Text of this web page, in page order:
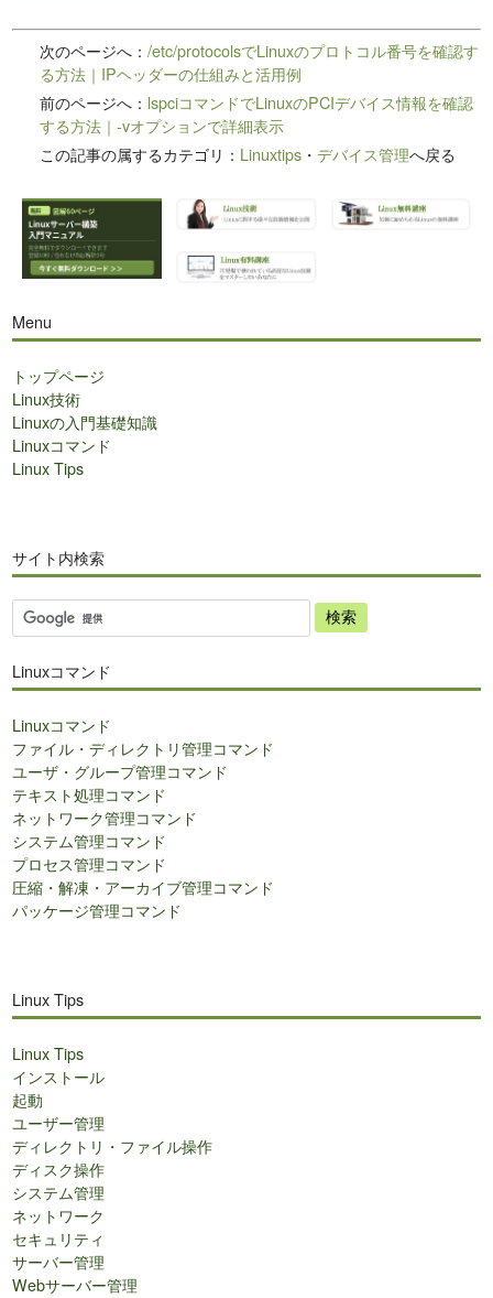
次のページへ：/etc/protocolsでLinuxのプロトコル番号を確認す
る方法｜IPヘッダーの仕組みと活用例
前のページへ： lspciコマンドでLinuxのPCIデバイス情報を確認
する方法｜-vオプションで詳細表示
この記事の属するカテゴリ： Linuxtips ・デバイス管理へ戻る
Menu
トップページ
Linux技術
Linuxの入門基礎知識
Linuxコマンド
Linux Tips
サイト内検索
サ
イ
内
索
Linuxコマンド
Linuxコマンド
ファイル・ディレクトリ管理コマンド
ユーザ・グループ管理コマンド
テキスト処理コマンド
ネットワーク管理コマンド
システム管理コマンド
プロセス管理コマンド
圧縮・解凍・アーカイブ管理コマンド
パッケージ管理コマンド
Linux Tips
Linux Tips
インストール
起動
ユーザー管理
ディレクトリ・ファイル操作
ディスク操作
システム管理
ネットワーク
セキュリティ
サーバー管理
Webサーバー管理